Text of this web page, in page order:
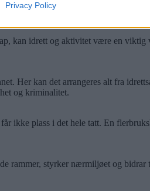
Privacy Policy
positive sammenhenger, blir det
kan idrett og aktivitet være en
Her kan det arrangeres alt fra
og kriminalitet.
ikke plass i det hele tatt. En
rammer, styrker nærmiljøet og